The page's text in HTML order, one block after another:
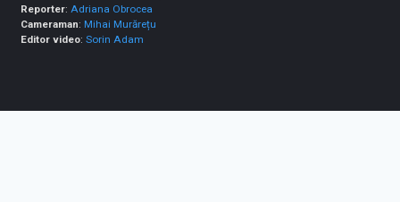
Reporter:Adriana Obrocea
Cameraman: Mihai Murărețu
Editor video:Sorin Adam